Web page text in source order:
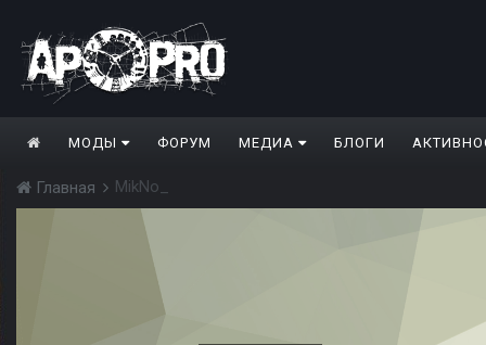
МОДЫ ФОРУМ МЕДИА БЛОГИ
Главная MikNo_